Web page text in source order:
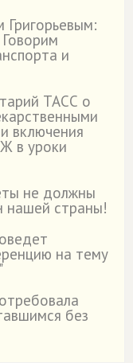
и
ТАСС о
включения
в уроки
не должны
нашей страны!
на тему
без